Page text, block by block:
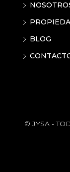
BLOG
© JYSA -